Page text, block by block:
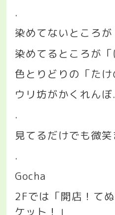
.
染めてないところが
染めてるところが「
色とりどりの「たけ
ウリ坊がかくれんぼ.
.
見てるだけでも微笑
.
Gocha
2Fでは「開店！て
ケット！」